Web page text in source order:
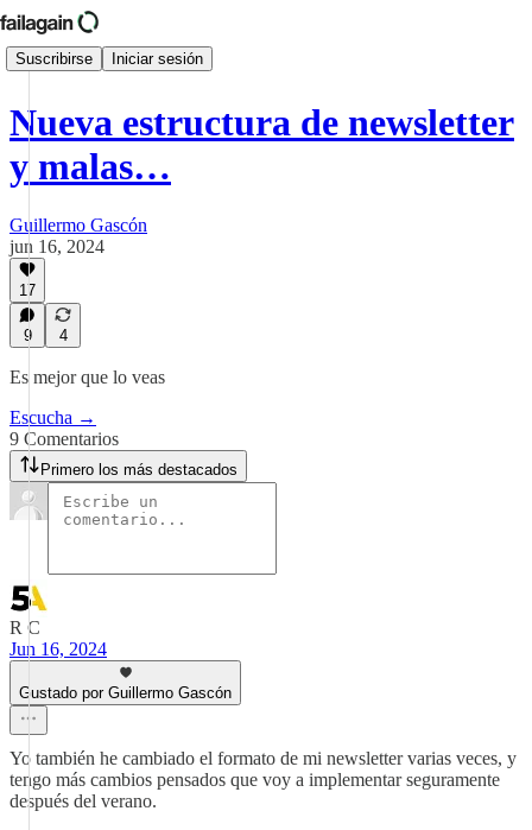
Suscribirse Iniciar sesión
Nueva estructura de newsletter
y malas…
Guillermo Gascón
jun 16, 2024
17
9 4
Es mejor que lo veas
Escucha →
9 Comentarios
Primero los más destacados
R C
Jun 16, 2024
Gustado por Guillermo Gascón
Yo también he cambiado el formato de mi newsletter varias veces, y
tengo más cambios pensados que voy a implementar seguramente
después del verano.